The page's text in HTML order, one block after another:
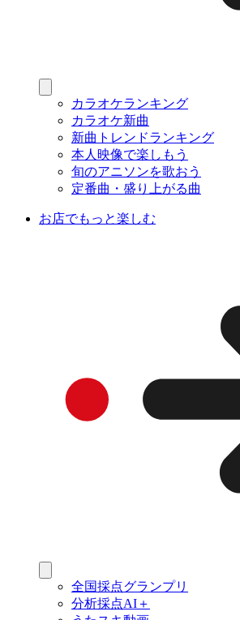
カラオケランキング
カラオケ新曲
新曲トレンドランキング
本人映像で楽しもう
旬のアニソンを歌おう
定番曲・盛り上がる曲
お店でもっと楽しむ
全国採点グランプリ
分析採点AI＋